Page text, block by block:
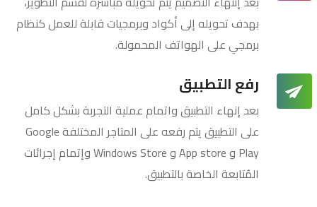
بهدف تحويله إلى أكواد وبرمجيات قابلة للعمل كنظام
برمجي على الهواتف المحمولة.
رفع التطبيق
بعد إنهاء التطبيق واتمام عملية التجربة بشكل كامل
على التطبيق يتم رفعه على المتاجر المختلفة Google
Play و App store و Windows Store وإتمام إجرائات
المُتابعة الخاصة بالتطبيق.